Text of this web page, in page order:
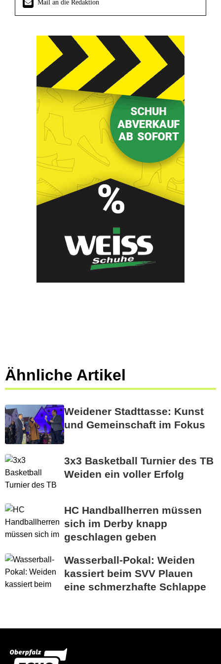
Mail an die Redaktion
Ähnliche Artikel
Weidener Stadttasse: Kunst
und Gemeinschaft im Fokus
3x3 Basketball Turnier des TB
Weiden ein voller Erfolg
HC Handballherren müssen
sich im Derby knapp
geschlagen geben
Wasserball-Pokal: Weiden
kassiert beim SVV Plauen
eine schmerzhafte Schlappe